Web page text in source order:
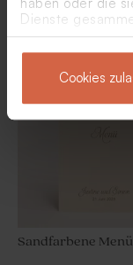
Dienste
Cookies
Hochzeit in
Weiße Menükarte
Sandfarbene